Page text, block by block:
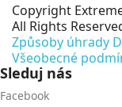
Copyright
All Rights
Způsoby úhrady
Všeobecné
Sleduj nás
Facebook